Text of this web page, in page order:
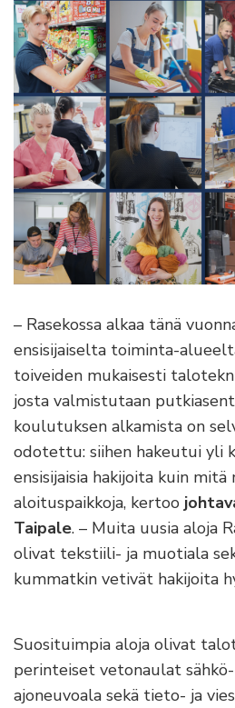
– Rasekossa alkaa tänä
ensisijaiselta toiminta-
toiveiden mukaisesti
josta valmistutaan
koulutuksen alkamista on
odotettu: siihen hakeutui yli
ensisijaisia hakijoita kuin
aloituspaikkoja, kertoo
Taipale. – Muita uusia aloja
olivat tekstiili- ja muotiala
kummatkin vetivät hakijoita
Suosituimpia aloja olivat
perinteiset vetonaulat
ajoneuvoala sekä tieto- ja